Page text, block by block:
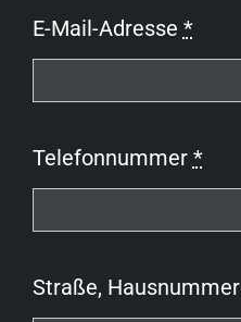
E-Mail-Adresse *
Telefonnummer *
Straße, Hausnummer